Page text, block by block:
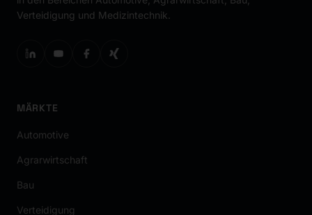
Verteidigung und Medizintechnik.
MÄRKTE
Automotive
Agrarwirtschaft
Bau
Verteidigung